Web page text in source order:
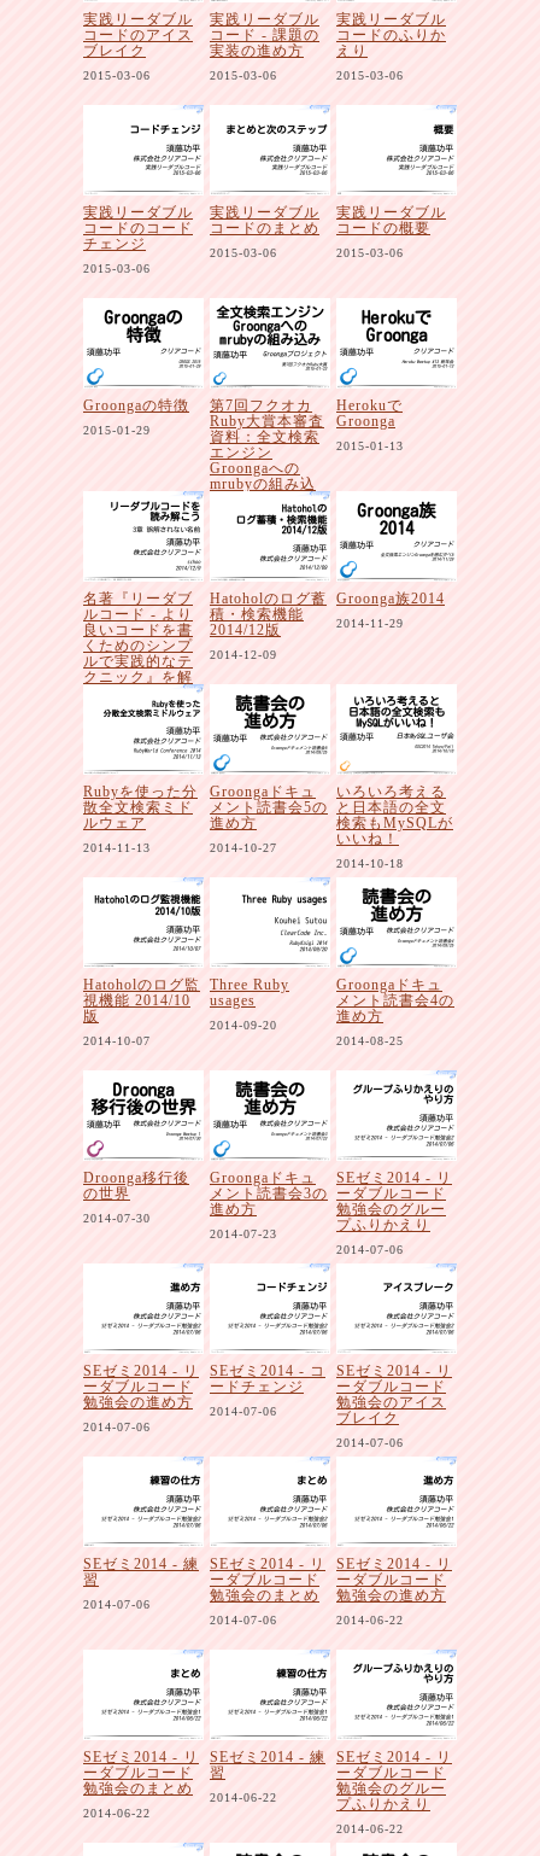
実践リーダブル
コードのアイス
ブレイク
2015-03-06
実践リーダブル
コード - 課題の
実装の進め方
2015-03-06
実践リーダブル
コードのふりか
えり
2015-03-06
実践リーダブル
コードのコード
チェンジ
2015-03-06
実践リーダブル
コードのまとめ
2015-03-06
実践リーダブル
コードの概要
2015-03-06
Groongaの特徴
2015-01-29
第7回フクオカ
Ruby大賞本審査
資料：全文検索
エンジン
Groongaへの
mrubyの組み込
2015-01-23
Herokuで
Groonga
2015-01-13
名著『リーダブ
ルコード - より
良いコードを書
くためのシンプ
ルで実践的なテ
クニック』を解
説者と一緒に読
み解こう
Hatoholのログ蓄
積・検索機能
2014/12版
2014-12-09
Groonga族2014
2014-11-29
Rubyを使った分
散全文検索ミド
ルウェア
2014-11-13
Groongaドキュ
メント読書会5の
進め方
2014-10-27
いろいろ考える
と日本語の全文
検索もMySQLが
いいね！
2014-10-18
Hatoholのログ監
視機能 2014/10
版
2014-10-07
Three Ruby
usages
2014-09-20
Groongaドキュ
メント読書会4の
進め方
2014-08-25
Droonga移行後
の世界
2014-07-30
Groongaドキュ
メント読書会3の
進め方
2014-07-23
SEゼミ2014 - リ
ーダブルコード
勉強会のグルー
プふりかえり
2014-07-06
SEゼミ2014 - リ
ーダブルコード
勉強会の進め方
2014-07-06
SEゼミ2014 - コ
ードチェンジ
2014-07-06
SEゼミ2014 - リ
ーダブルコード
勉強会のアイス
ブレイク
2014-07-06
SEゼミ2014 - 練
習
2014-07-06
SEゼミ2014 - リ
ーダブルコード
勉強会のまとめ
2014-07-06
SEゼミ2014 - リ
ーダブルコード
勉強会の進め方
2014-06-22
SEゼミ2014 - リ
ーダブルコード
勉強会のまとめ
2014-06-22
SEゼミ2014 - 練
習
2014-06-22
SEゼミ2014 - リ
ーダブルコード
勉強会のグルー
プふりかえり
2014-06-22